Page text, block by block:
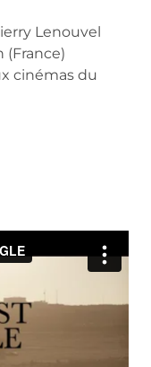
Lenouvel
(France)
cinémas du